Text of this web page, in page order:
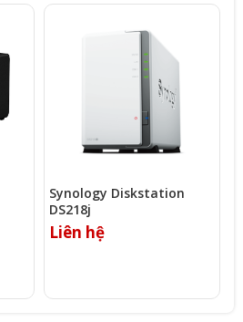
Synology Diskstation
DS218j
Liên hệ